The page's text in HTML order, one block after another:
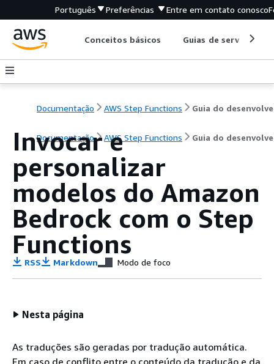
Português Preferências Entre em contato conosco
Conceitos básicos Guias de serviço
Documentação AWS Step Functions
Documentação AWS Step Functions Guia do
Invocar e
personalizar
modelos do Amazon
Bedrock com o Step
Functions
RSS Markdown Modo de foco
Nesta página
As traduções são geradas por tradução automática.
Em caso de conflito entre o conteúdo da tradução e da